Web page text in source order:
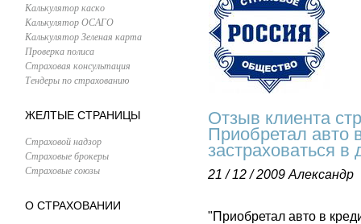
Калькулятор каско
Калькулятор ОСАГО
Калькулятор Зеленая карта
Проверка полиса
Страховая консультация
Тендеры по страхованию
ЖЕЛТЫЕ СТРАНИЦЫ
Страховой надзор
Страховые брокеры
Страховые союзы
О СТРАХОВАНИИ
Отзыв клиента
Приобретал авто
застраховаться
21 / 12 / 2009 Александр
"Приобретал авто в